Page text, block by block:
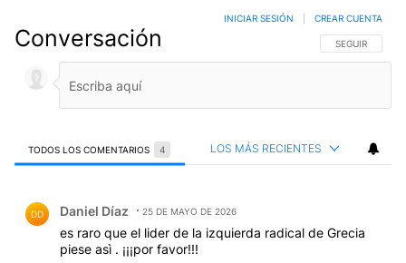
Conversación SIGA ESTA
SEGUIR
INICIAR SESIÓN CREAR CUENTA
TODOS LOS COMENTARIOS 4 LOS MÁS RECIENTES
DD Daniel Díaz 25 DE MAYO DE 2026
es raro que el lider de la izquierda radical de Grecia
piese asì . ¡¡¡por favor!!!